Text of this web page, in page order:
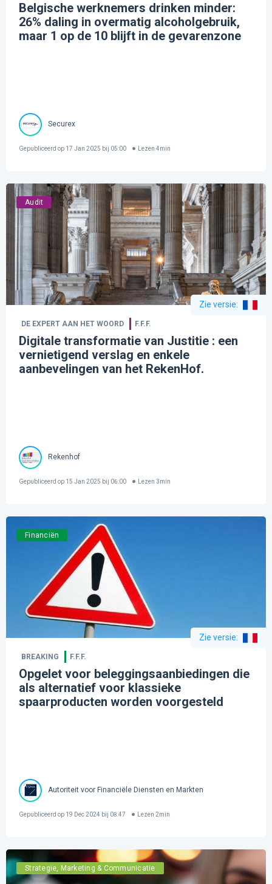
Belgische werknemers drinken minder:
26% daling in overmatig alcoholgebruik,
maar 1 op de 10 blijft in de gevarenzone
Securex
Gepubliceerd op 17 Jan 2025 bij 05:00 Lezen 4min
Audit
Zie versie:
DE EXPERT AAN HET WOORD F.F.F.
Digitale transformatie van Justitie : een
vernietigend verslag en enkele
aanbevelingen van het RekenHof.
Rekenhof
Gepubliceerd op 15 Jan 2025 bij 06:00 Lezen 3min
Financiën
Zie versie:
BREAKING F.F.F.
Opgelet voor beleggingsaanbiedingen die
als alternatief voor klassieke
spaarproducten worden voorgesteld
Autoriteit voor Financiële Diensten en Markten
Gepubliceerd op 19 Dec 2024 bij 08:47 Lezen 2min
Strategie, Marketing & Communicatie